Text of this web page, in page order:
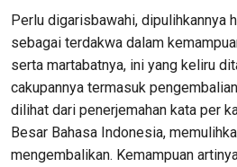
Perlu digarisbawahi, dipulihkannya
sebagai terdakwa dalam
serta martabatnya, ini yang keliru
cakupannya termasuk
dilihat dari penerjemahan kata per
Besar Bahasa Indonesia,
mengembalikan. Kemampuan